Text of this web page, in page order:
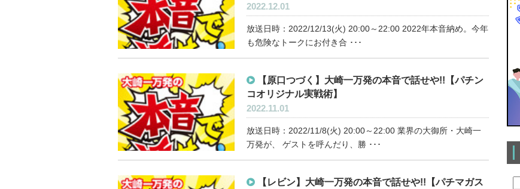
2022.12.01
放送日時：2022/12/13(火) 20:00～22:00 2022年本音納め。今年
も危険なトークにお付き合 ･･･
【原口つづく】大崎一万発の本音で話せや!!【パチン
コオリジナル実戦術】
2022.11.01
放送日時：2022/11/8(火) 20:00～22:00 業界の大御所・大崎一
万発が、 ゲストを呼んだり、勝 ･･･
【レビン】大崎一万発の本音で話せや!!【パチマガス